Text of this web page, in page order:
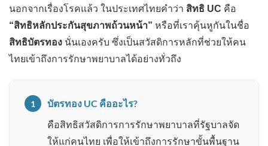
นอกจากเรื่องโรคแล้ว ในประเทศไทยคำว่า สิทธิ UC คือ
“สิทธิหลักประกันสุขภาพถ้วนหน้า” หรือที่เราคุ้นหูกันในชื่อ
สิทธิบัตรทอง นั่นเองครับ ซึ่งเป็นสวัสดิการหลักที่ช่วยให้คน
ไทยเข้าถึงการรักษาพยาบาลได้อย่างทั่วถึง
1 บัตรทอง UC คืออะไร?
คือสิทธิสวัสดิการการรักษาพยาบาลที่รัฐบาลจัด
ให้แก่คนไทย เพื่อให้เข้าถึงการรักษาขั้นพื้นฐาน